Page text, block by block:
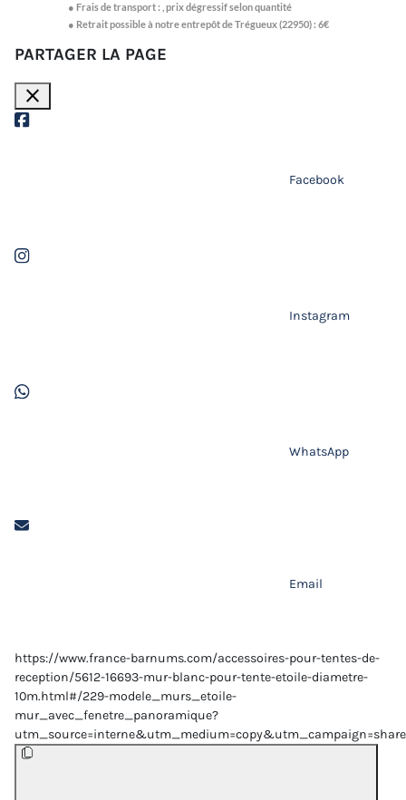
● Frais de transport : prix dégressif selon quantité
● Retrait possible à notre entrepôt de Trégueux (22950) : 6€
PARTAGER LA PAGE
close
Facebook
Instagram
WhatsApp
Email
https://www.france-barnums.com/accessoires-pour-tentes-de-
reception/5612-16693-mur-blanc-pour-tente-etoile-diametre-
10m.html#/229-modele_murs_etoile-
mur_avec_fenetre_panoramique?